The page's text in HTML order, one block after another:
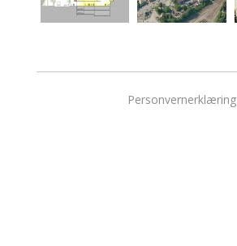
Personvernerklæring